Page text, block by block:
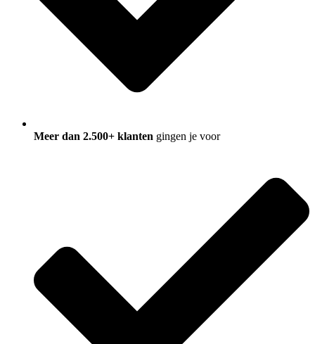
Meer dan 2.500+ klanten gingen je voor